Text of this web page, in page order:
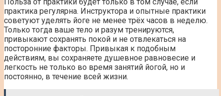
практика регулярна. Инструктора и опытные практики
советуют уделять йоге не менее трёх часов в неделю.
Только тогда ваше тело и разум тренируются,
привыкают сохранять покой и не отвлекаться на
посторонние факторы. Привыкая к подобным
действиям, вы сохраняете душевное равновесие и
легкость не только во время занятий йогой, но и
постоянно, в течение всей жизни.